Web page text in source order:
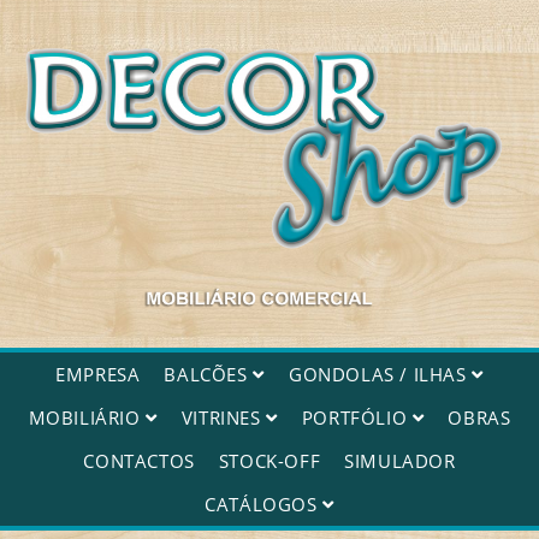
EMPRESA BALCÕES
GONDOLAS / ILHAS
MOBILIÁRIO
VITRINES PORTFÓLIO
OBRAS
CONTACTOS
STOCK-OFF
SIMULADOR
CATÁLOGOS